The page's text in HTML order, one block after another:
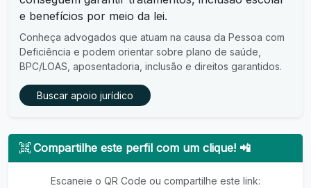
e benefícios por meio da lei.
Conheça advogados que atuam na causa da Pessoa com
Deficiência e podem orientar sobre plano de saúde,
BPC/LOAS, aposentadoria, inclusão e direitos garantidos.
Buscar apoio jurídico
Compartilhe este perfil com um clique! 📲
Escaneie o QR Code ou compartilhe este link: